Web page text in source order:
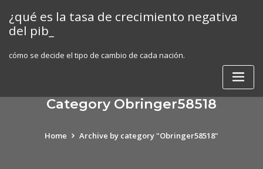
content
¿qué es la tasa de crecimiento negativa
del pib_
cómo se decide el tipo de cambio de cada nación.
Category Obringer58518
Home Archive by category "Obringer58518"